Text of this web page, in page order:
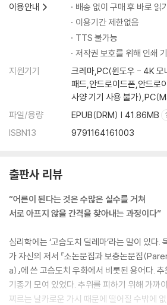
ㆍ상처받은 마음을 토닥여주기
_ 조언보다 중요한 공감하기
ㆍ내가 가장 듣고 싶었던 말, “잘했어”
_ 타인이 아닌 나에게 인정받기
3장 살면서 온기가 필요한 순간은 온다
_ 이해가 안 될 때는 질문해라
_ 사과에도 잘 먹히는 공식이 있다
ㆍ혼자는 외롭고 같이 있긴 어색해
_ 첫만남에 센스 있게 맞장구치기
이용안내
배송 없이 구매 후 바로 읽
이용기간 제한없음
TTS 불가능
저작권 보호를 위해 인쇄
지원기기
크레마,PC(윈도우 - 4K 모
패드,안드로이드폰,안드로
사양 기기 사용 불가
파일/용량
EPUB(DRM) | 41.86MB
ISBN13
9791164161003
출판사 리뷰
“어른이 된다는 것은 수많은 실수를 거쳐
서로 아프지 않을 간격을 찾아내는 과정이다”
심리학에는 ‘고슴도치 딜레마’라는 말이 있다.
가 자신의 저서 『소논문집과 보충논문집
a)』에 쓴 고슴도치 우화에서 비롯된 용어다.
기종기 모여 있었다. 추위를 피하기 위해 가까
찌르는 날카로운 가시 때문에 떨어질 수밖에